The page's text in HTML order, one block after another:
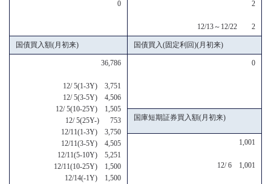
0 2
12/13～12/22 2
国債買入額(月初来) 国債買入(固定利回)(月初来)
36,786
12/ 5(1-3Y) 3,751
12/ 5(3-5Y) 4,506
12/ 5(10-25Y) 1,505
12/ 5(25Y-) 753
12/11(1-3Y) 3,750
12/11(3-5Y) 4,505
12/11(5-10Y) 5,251
12/11(10-25Y) 1,500
12/14(-1Y) 1,500
0
国庫短期証券買入額(月初来)
1,001
12/ 6 1,001